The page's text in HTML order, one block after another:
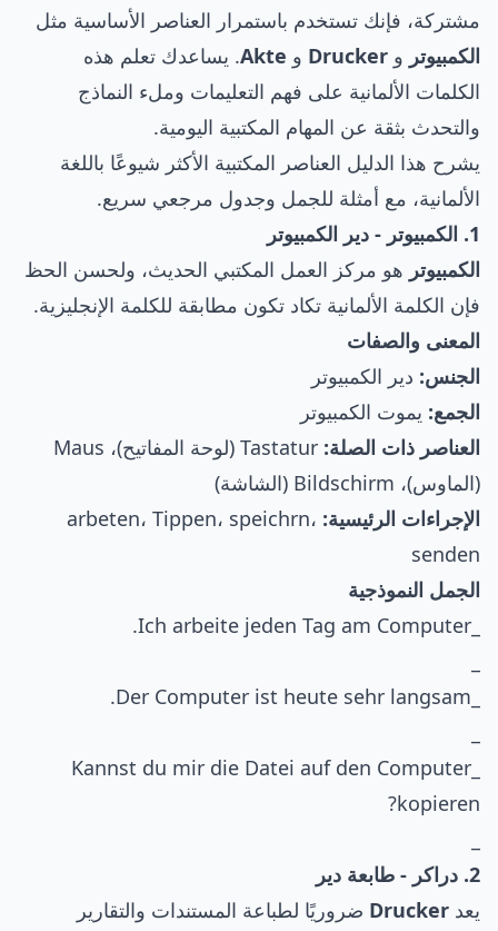
مشتركة، فإنك تستخدم باستمرار العناصر الأساسية مثل
الكمبيوتر و Drucker و Akte. يساعدك تعلم هذه
الكلمات الألمانية على فهم التعليمات وملء النماذج
والتحدث بثقة عن المهام المكتبية اليومية.
يشرح هذا الدليل العناصر المكتبية الأكثر شيوعًا باللغة
الألمانية، مع أمثلة للجمل وجدول مرجعي سريع.
1. الكمبيوتر - دير الكمبيوتر
الكمبيوتر هو مركز العمل المكتبي الحديث، ولحسن الحظ
فإن الكلمة الألمانية تكاد تكون مطابقة للكلمة الإنجليزية.
المعنى والصفات
الجنس: دير الكمبيوتر
الجمع: يموت الكمبيوتر
العناصر ذات الصلة:
Tastatur (لوحة المفاتيح)، Maus
(الماوس)، Bildschirm (الشاشة)
الإجراءات الرئيسية: arbeten، Tippen، speichrn،
senden
الجمل النموذجية
_Kannst du mir die Datei auf den Computer
kopieren?
2. دراكر - طابعة دير
يعد Drucker ضروريًا لطباعة المستندات والتقارير